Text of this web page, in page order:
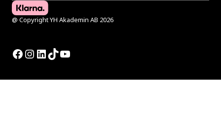
@ Copyright YH Akademin AB 2026
Facebook
Instagram
LinkedIn
TikTok
YouTube